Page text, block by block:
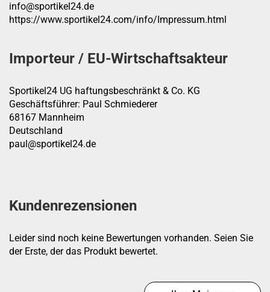
info@sportikel24.de
https://www.sportikel24.com/info/Impressum.html
Importeur / EU-Wirtschaftsakteur
Sportikel24 UG haftungsbeschränkt & Co. KG
Geschäftsführer: Paul Schmiederer
68167 Mannheim
Deutschland
paul@sportikel24.de
Kundenrezensionen
Leider sind noch keine Bewertungen vorhanden. Seien Sie
der Erste, der das Produkt bewertet.